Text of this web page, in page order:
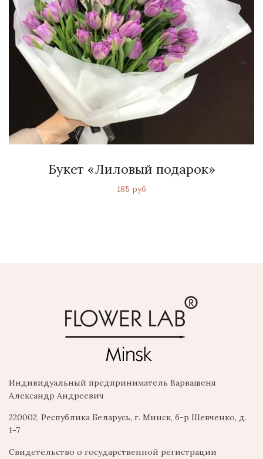
Букет «Лиловый подарок»
185 руб
Индивидуальный предприниматель Варвашеня
Александр Андреевич
220002, Республика Беларусь, г. Минск, б-р Шевченко, д.
1-7
Свидетельство о государственной регистрации